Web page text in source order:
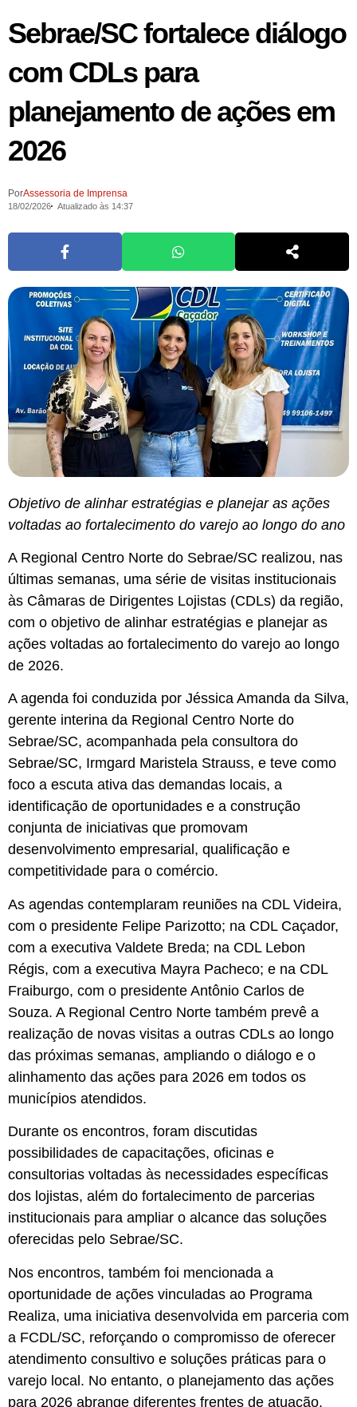
Sebrae/SC fortalece diálogo
com CDLs para
planejamento de ações em
2026
PorAssessoria de Imprensa
18/02/2026 Atualizado às 14:37
Objetivo de alinhar estratégias e planejar as ações
voltadas ao fortalecimento do varejo ao longo do ano
A Regional Centro Norte do Sebrae/SC realizou, nas
últimas semanas, uma série de visitas institucionais
às Câmaras de Dirigentes Lojistas (CDLs) da região,
com o objetivo de alinhar estratégias e planejar as
ações voltadas ao fortalecimento do varejo ao longo
de 2026.
A agenda foi conduzida por Jéssica Amanda da Silva,
gerente interina da Regional Centro Norte do
Sebrae/SC, acompanhada pela consultora do
Sebrae/SC, Irmgard Maristela Strauss, e teve como
foco a escuta ativa das demandas locais, a
identificação de oportunidades e a construção
conjunta de iniciativas que promovam
desenvolvimento empresarial, qualificação e
competitividade para o comércio.
As agendas contemplaram reuniões na CDL Videira,
com o presidente Felipe Parizotto; na CDL Caçador,
com a executiva Valdete Breda; na CDL Lebon
Régis, com a executiva Mayra Pacheco; e na CDL
Fraiburgo, com o presidente Antônio Carlos de
Souza. A Regional Centro Norte também prevê a
realização de novas visitas a outras CDLs ao longo
das próximas semanas, ampliando o diálogo e o
alinhamento das ações para 2026 em todos os
municípios atendidos.
Durante os encontros, foram discutidas
possibilidades de capacitações, oficinas e
consultorias voltadas às necessidades específicas
dos lojistas, além do fortalecimento de parcerias
institucionais para ampliar o alcance das soluções
oferecidas pelo Sebrae/SC.
Nos encontros, também foi mencionada a
oportunidade de ações vinculadas ao Programa
Realiza, uma iniciativa desenvolvida em parceria com
a FCDL/SC, reforçando o compromisso de oferecer
atendimento consultivo e soluções práticas para o
varejo local. No entanto, o planejamento das ações
para 2026 abrange diferentes frentes de atuação,